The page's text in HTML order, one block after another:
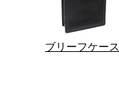
ブリーフケース